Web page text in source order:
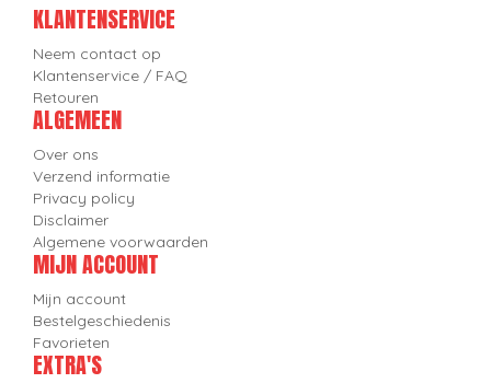
KLANTENSERVICE
Neem contact op
Klantenservice / FAQ
Retouren
ALGEMEEN
Over ons
Verzend informatie
Privacy policy
Disclaimer
Algemene voorwaarden
MIJN ACCOUNT
Mijn account
Bestelgeschiedenis
Favorieten
EXTRA'S